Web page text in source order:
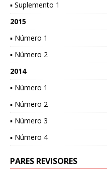
▪ Suplemento 1
2015
▪ Número 1
▪ Número 2
2014
▪ Número 1
▪ Número 2
▪ Número 3
▪ Número 4
PARES REVISORES